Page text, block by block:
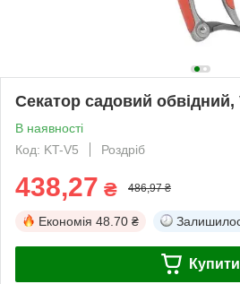
Секатор садовий обвідний,
В наявності
Код: KT-V5
Роздріб
438,27 ₴ 486,97 ₴
Економія 48.70 ₴
Купити